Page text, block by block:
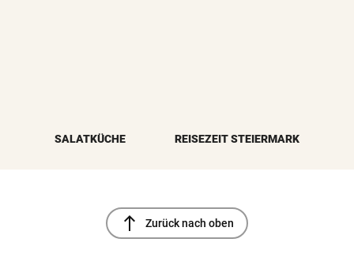
SALATKÜCHE REISEZEIT STEIERMARK
north Zurück nach oben